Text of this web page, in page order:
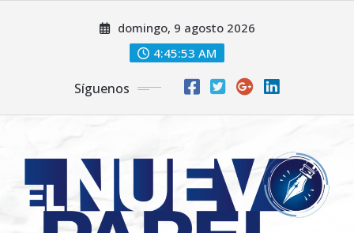
domingo, 9 agosto 2026
4:45:55 AM
Síguenos